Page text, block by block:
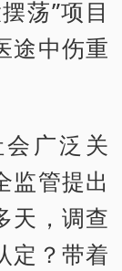
荡”项目
途中伤重
广泛关
监管提出
天，调查
定？带着